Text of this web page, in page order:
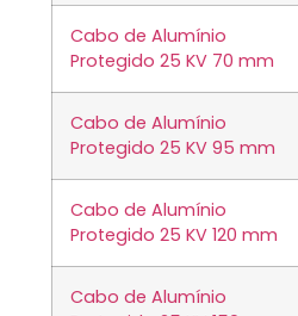
Cabo de Alumínio
Protegido 25 KV 70 mm
Cabo de Alumínio
Protegido 25 KV 95 mm
Cabo de Alumínio
Protegido 25 KV 120 mm
Cabo de Alumínio